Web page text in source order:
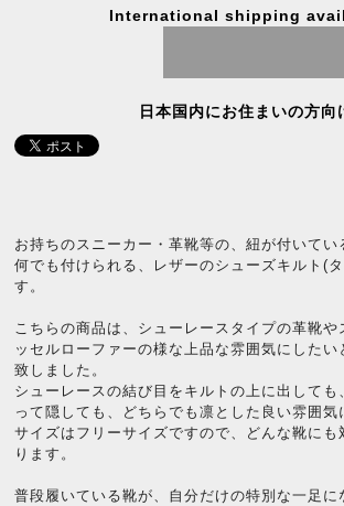
International shipping
日本国内にお住まいの方向
お持ちのスニーカー・革靴等の、紐が付いてい
何でも付けられる、レザーのシューズキルト(
す。
こちらの商品は、シューレースタイプの革靴や
ッセルローファーの様な上品な雰囲気にした
致しました。
シューレースの結び目をキルトの上に出しても
って隠しても、どちらでも凛とした良い雰囲気
サイズはフリーサイズですので、どんな靴にも
ります。
普段履いている靴が、自分だけの特別な一足に